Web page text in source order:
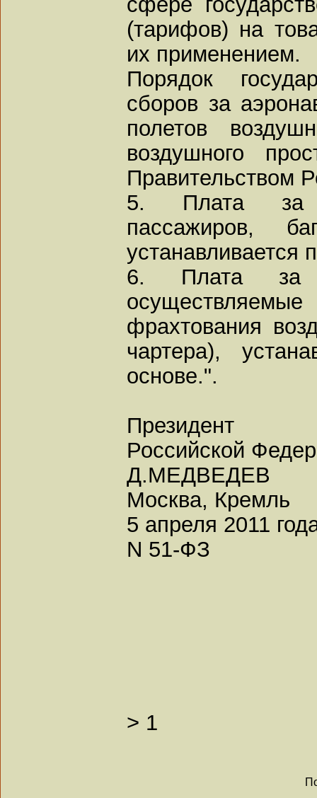
(тарифов) на
их применением.
Порядок
сборов за
полетов
воздушного
Правительством
5. Плата за
пассажиров,
устанавливается
6. Плата за
фрахтования
чартера),
основе.".
Президент
Российской
Д.МЕДВЕДЕВ
Москва, Кремль
5 апреля 2011
N 51-ФЗ
> 1